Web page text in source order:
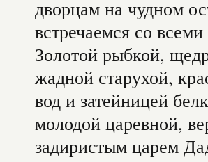
дворцам на чудном
встречаемся со
Золотой рыбкой,
жадной старухой,
вод и затейницей
молодой царевной,
задиристым царем